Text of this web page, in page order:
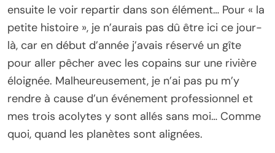
ensuite le voir repartir dans son élément… Pour « la
petite histoire », je n’aurais pas dû être ici ce jour-
là, car en début d’année j’avais réservé un gîte
pour aller pêcher avec les copains sur une rivière
éloignée. Malheureusement, je n’ai pas pu m’y
rendre à cause d’un événement professionnel et
mes trois acolytes y sont allés sans moi… Comme
quoi, quand les planètes sont alignées.